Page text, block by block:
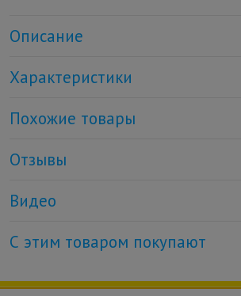
Описание
Характеристики
Похожие товары
Отзывы
Видео
С этим товаром покупают